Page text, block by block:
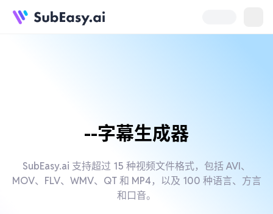
--字幕生成器
SubEasy.ai 支持超过 15 种视频文件格式，包括 AVI、
MOV、FLV、WMV、QT 和 MP4，以及 100 种语言、方言
和口音。